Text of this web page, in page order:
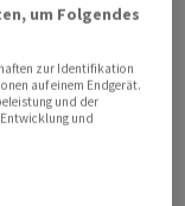
Das senke
für die
um Folgendes
zur Identifikation
auf einem Endgerät.
und der
und